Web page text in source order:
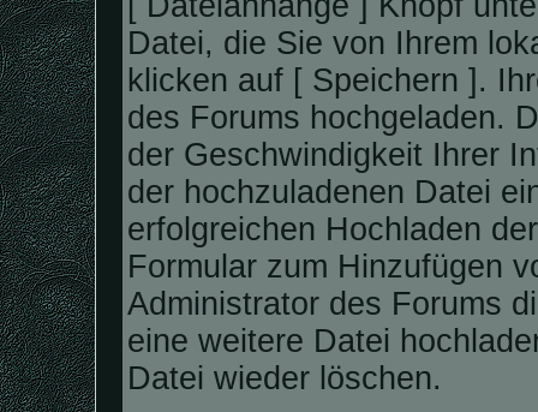
Datei, die Sie von Ihrem
klicken auf [ Speichern ].
des Forums hochgeladen.
der Geschwindigkeit Ihrer
der hochzuladenen Datei
erfolgreichen Hochladen
Formular zum Hinzufügen
Administrator des Forums
eine weitere Datei
Datei wieder löschen.